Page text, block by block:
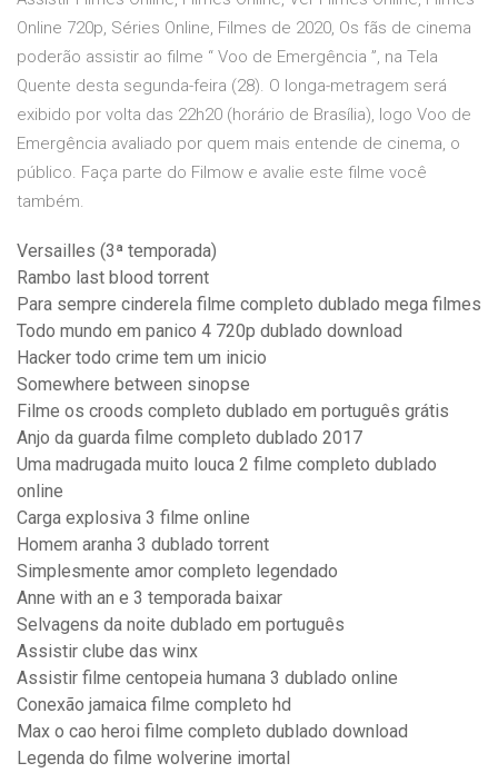
Online 720p, Séries Online, Filmes de 2020, Os fãs de cinema
poderão assistir ao filme “ Voo de Emergência ”, na Tela
Quente desta segunda-feira (28). O longa-metragem será
exibido por volta das 22h20 (horário de Brasília), logo Voo de
Emergência avaliado por quem mais entende de cinema, o
público. Faça parte do Filmow e avalie este filme você
também.
Versailles (3ª temporada)
Rambo last blood torrent
Para sempre cinderela filme completo dublado mega filmes
Todo mundo em panico 4 720p dublado download
Hacker todo crime tem um inicio
Somewhere between sinopse
Filme os croods completo dublado em português grátis
Anjo da guarda filme completo dublado 2017
Uma madrugada muito louca 2 filme completo dublado
online
Carga explosiva 3 filme online
Homem aranha 3 dublado torrent
Simplesmente amor completo legendado
Anne with an e 3 temporada baixar
Selvagens da noite dublado em português
Assistir clube das winx
Assistir filme centopeia humana 3 dublado online
Conexão jamaica filme completo hd
Max o cao heroi filme completo dublado download
Legenda do filme wolverine imortal